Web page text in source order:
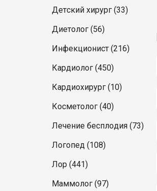
Детский хирург (33)
Диетолог (56)
Инфекционист (216)
Кардиолог (450)
Кардиохирург (10)
Косметолог (40)
Лечение бесплодия (73)
Логопед (108)
Лор (441)
Маммолог (97)